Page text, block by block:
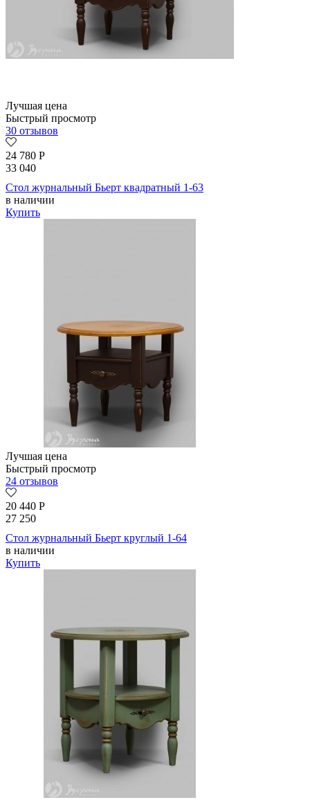
Лучшая цена
Быстрый просмотр
30 отзывов
24 780 Р
33 040
Стол журнальный Бьерт квадратный 1-63
в наличии
Купить
Лучшая цена
Быстрый просмотр
24 отзывов
20 440 Р
27 250
Стол журнальный Бьерт круглый 1-64
в наличии
Купить